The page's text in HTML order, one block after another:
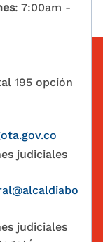
: 7:00am -
195 opción
judiciales
judiciales